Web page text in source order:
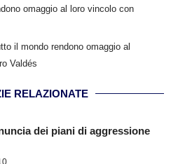
omaggio al loro vincolo con
il mondo rendono omaggio al
Valdés
RELAZIONATE
dei piani di aggressione